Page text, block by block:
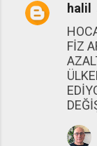
halil
FİZ